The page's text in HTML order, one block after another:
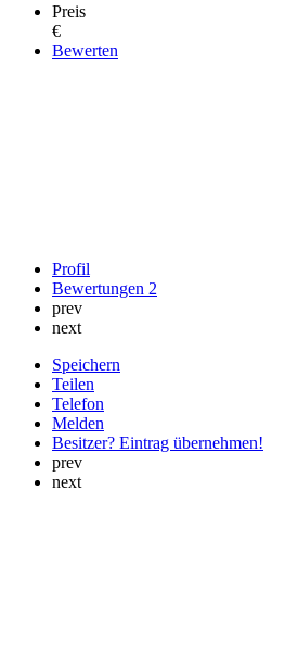
Preis
€
Bewerten
Profil
Bewertungen 2
prev
next
Speichern
Teilen
Telefon
Melden
Besitzer? Eintrag übernehmen!
prev
next